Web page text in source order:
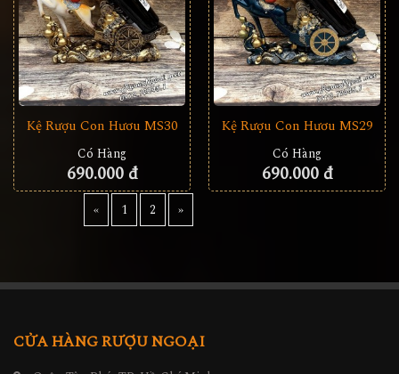
Kệ Rượu Con Hươu MS30
Có Hàng
690.000 đ
Kệ Rượu Con Hươu MS29
Có Hàng
690.000 đ
« 1 2 »
CỬA HÀNG RƯỢU NGOẠI